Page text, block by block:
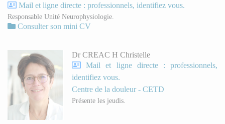
Mail et ligne directe : professionnels, identifiez vous.
Responsable Unité Neurophysiologie.
Consulter son mini CV
Dr CREAC H Christelle
Mail et ligne directe : professionnels,
identifiez vous.
Centre de la douleur - CETD
Présente les jeudis.